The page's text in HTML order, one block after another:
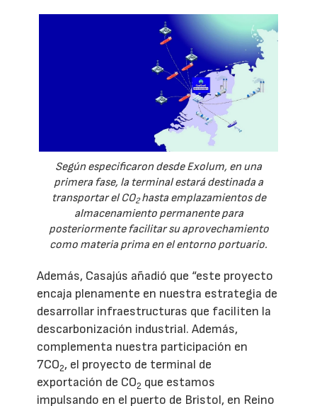
Según especificaron desde Exolum, en una
primera fase, la terminal estará destinada a
transportar el CO2hasta emplazamientos de
almacenamiento permanente para
posteriormente facilitar su aprovechamiento
como materia prima en el entorno portuario.
Además, Casajús añadió que “este proyecto
encaja plenamente en nuestra estrategia de
desarrollar infraestructuras que faciliten la
descarbonización industrial. Además,
complementa nuestra participación en
7CO2, el proyecto de terminal de
exportación de CO2 que estamos
impulsando en el puerto de Bristol, en Reino